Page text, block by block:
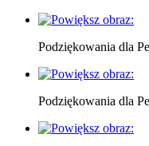
Podziękowania dla
Podziękowania dla